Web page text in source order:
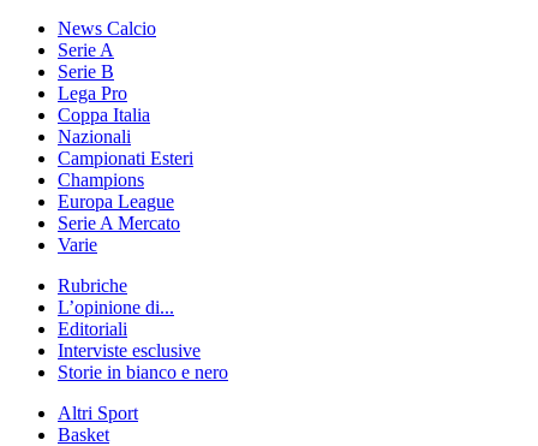
News Calcio
Serie A
Serie B
Lega Pro
Coppa Italia
Nazionali
Campionati Esteri
Champions
Europa League
Serie A Mercato
Varie
Rubriche
L’opinione di...
Editoriali
Interviste esclusive
Storie in bianco e nero
Altri Sport
Basket